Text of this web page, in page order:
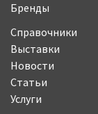
Бренды
Справочники
Выставки
Новости
Статьи
Услуги